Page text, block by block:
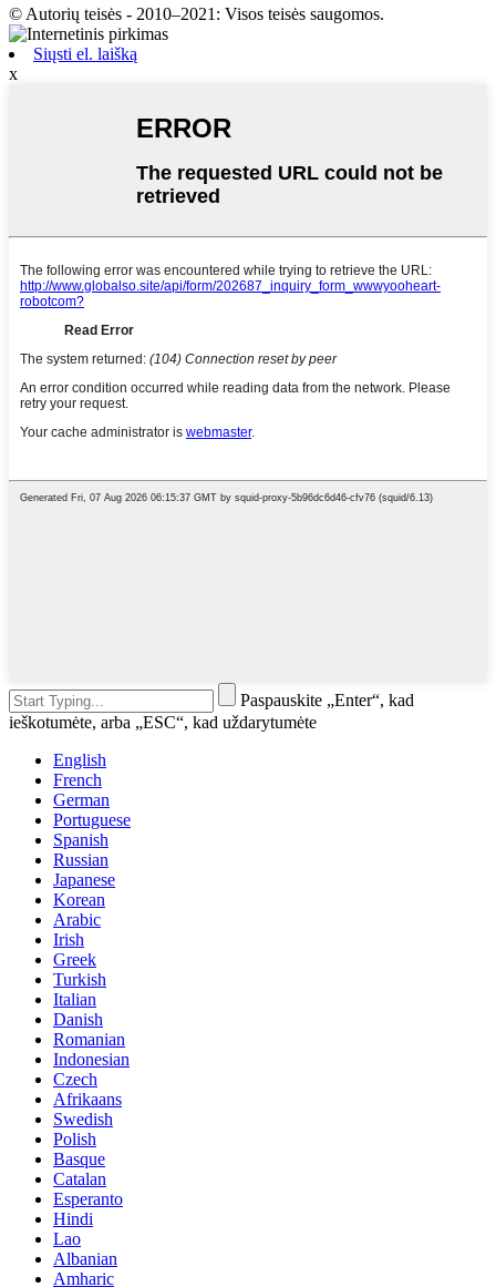
© Autorių teisės - 2010–2021: Visos teisės saugomos.
Siųsti el. laišką
x
Paspauskite „Enter“, kad
ieškotumėte, arba „ESC“, kad uždarytumėte
English
French
German
Portuguese
Spanish
Russian
Japanese
Korean
Arabic
Irish
Greek
Turkish
Italian
Danish
Romanian
Indonesian
Czech
Afrikaans
Swedish
Polish
Basque
Catalan
Esperanto
Hindi
Lao
Albanian
Amharic